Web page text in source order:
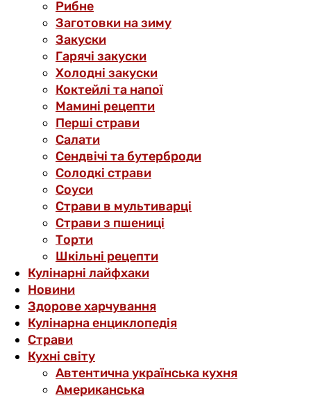
Рибне
Заготовки на зиму
Закуски
Гарячі закуски
Холодні закуски
Коктейлі та напої
Мамині рецепти
Перші страви
Салати
Сендвічі та бутерброди
Солодкі страви
Соуси
Страви в мультиварці
Страви з пшениці
Торти
Шкільні рецепти
Кулінарні лайфхаки
Новини
Здорове харчування
Кулінарна енциклопедія
Страви
Кухні світу
Автентична українська кухня
Американська